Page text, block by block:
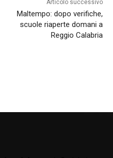
Articolo successivo
Maltempo: dopo verifiche,
scuole riaperte domani a
Reggio Calabria